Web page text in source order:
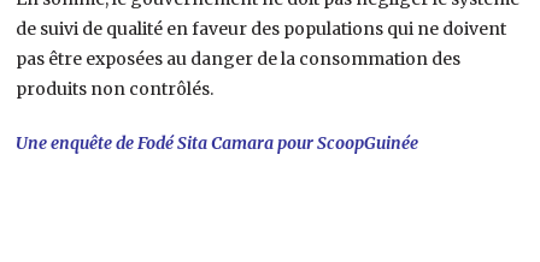
de suivi de qualité en faveur des populations qui ne doivent
pas être exposées au danger de la consommation des
produits non contrôlés.
Une enquête de Fodé Sita Camara pourScoopGuinée